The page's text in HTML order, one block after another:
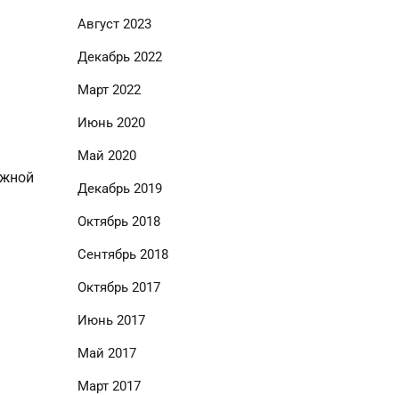
Август 2023
Декабрь 2022
Март 2022
Июнь 2020
Май 2020
Декабрь 2019
Октябрь 2018
Сентябрь 2018
Октябрь 2017
Июнь 2017
Май 2017
Март 2017